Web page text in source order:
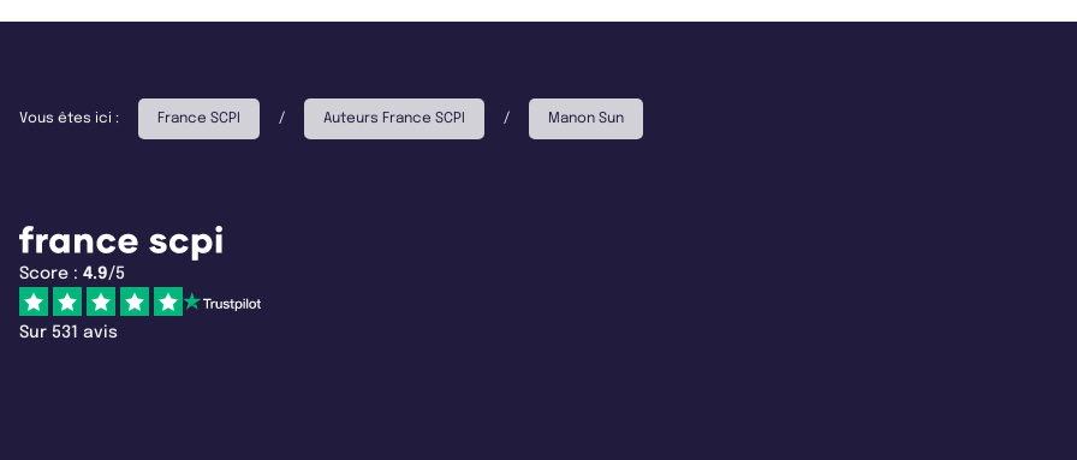
Vous êtes ici : France SCPI / Auteurs France SCPI / Manon Sun
Score : 4.9/5
Sur 531 avis